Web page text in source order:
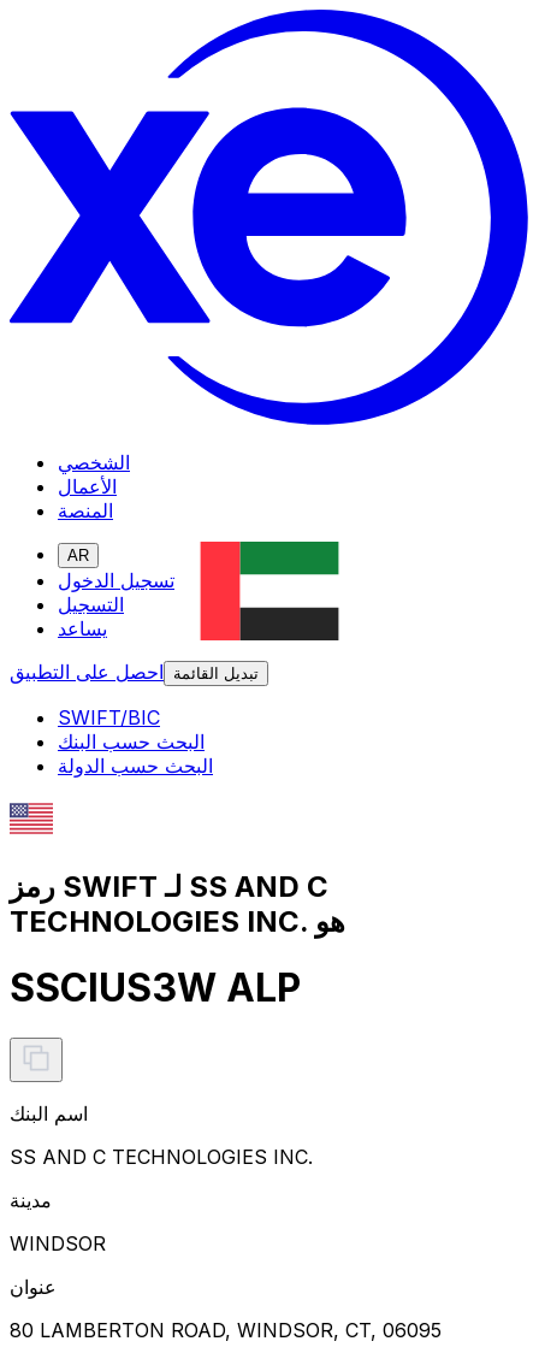
الشخصي
الأعمال
المنصة
AR
تسجيل الدخول
التسجيل
يساعد
احصل على التطبيق
تبديل القائمة
SWIFT/BIC
البحث حسب البنك
البحث حسب الدولة
رمز SWIFT لـ SS AND C
TECHNOLOGIES INC. هو
SSCIUS3W ALP
اسم البنك
SS AND C TECHNOLOGIES INC.
مدينة
WINDSOR
عنوان
80 LAMBERTON ROAD, WINDSOR, CT, 06095